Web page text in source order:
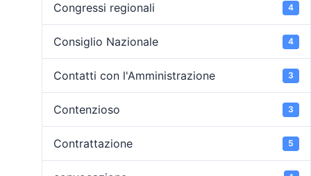
Congressi regionali 4
Consiglio Nazionale 4
Contatti con l'Amministrazione 3
Contenzioso 3
Contrattazione 5